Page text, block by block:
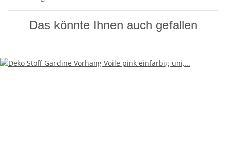
Das könnte Ihnen auch gefallen